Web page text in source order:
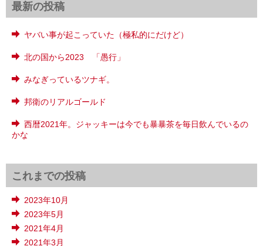
最新の投稿
ヤバい事が起こっていた（極私的にだけど）
北の国から2023 「愚行」
みなぎっているツナギ。
邦衛のリアルゴールド
西暦2021年。ジャッキーは今でも暴暴茶を毎日飲んでいるの
かな
これまでの投稿
2023年10月
2023年5月
2021年4月
2021年3月